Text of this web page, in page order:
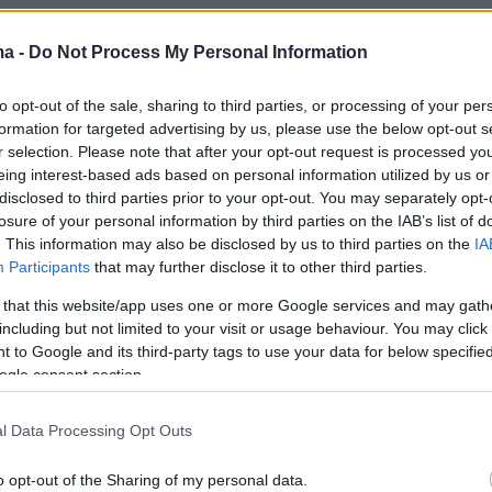
- Do Not Process My Personal Information
opt-out of the sale, sharing to third parties, or processing of your
for targeted advertising by us, please use the below opt-out
selection. Please note that after your opt-out request is processed
interest-based ads based on personal information utilized by us
to third parties prior to your opt-out. You may separately
of your personal information by third parties on the IAB’s list of
This information may also be disclosed by us to third parties on the
Participants that may further disclose it to other third parties.
that this website/app uses one or more Google services and may
but not limited to your visit or usage behaviour. You may
to Google and its third-party tags to use your data for below
consent section.
Data Processing Opt Outs
opt-out of the Sharing of my personal data.
Μαλίκ Μπίσλεϊ. Λαμβάνουμε όσα τα
και θα αφήσουμε η νομική διαδικασία
αργότερα ωστόσο ο 24χρονος guard των
προσθέτει στο... παλμερέ του και
απιστίας. Όπως μεταδίδουν τα αμερικανικά
εμφανίστηκε χεράκι χεράκι με την
Πίπεν , πρώην σύζυγο του έξι φορές
των Σικάγο Μπουλς,Σκότι Πίπεν, σε ένα
στο Μαϊάμι.